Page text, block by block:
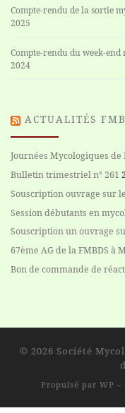
Compte-rendu de la sortie
2025
Compte-rendu du week-
2024
ACTUALITÉS
Journées Mycologiques
Bulletin trimestriel n° 261
Souscription ouvrage sur
Session débutants en
Souscription un ouvrage
67ème AG de la FMBDS à
Bon de commande de
© 2026 Société
Propulsé par WP –